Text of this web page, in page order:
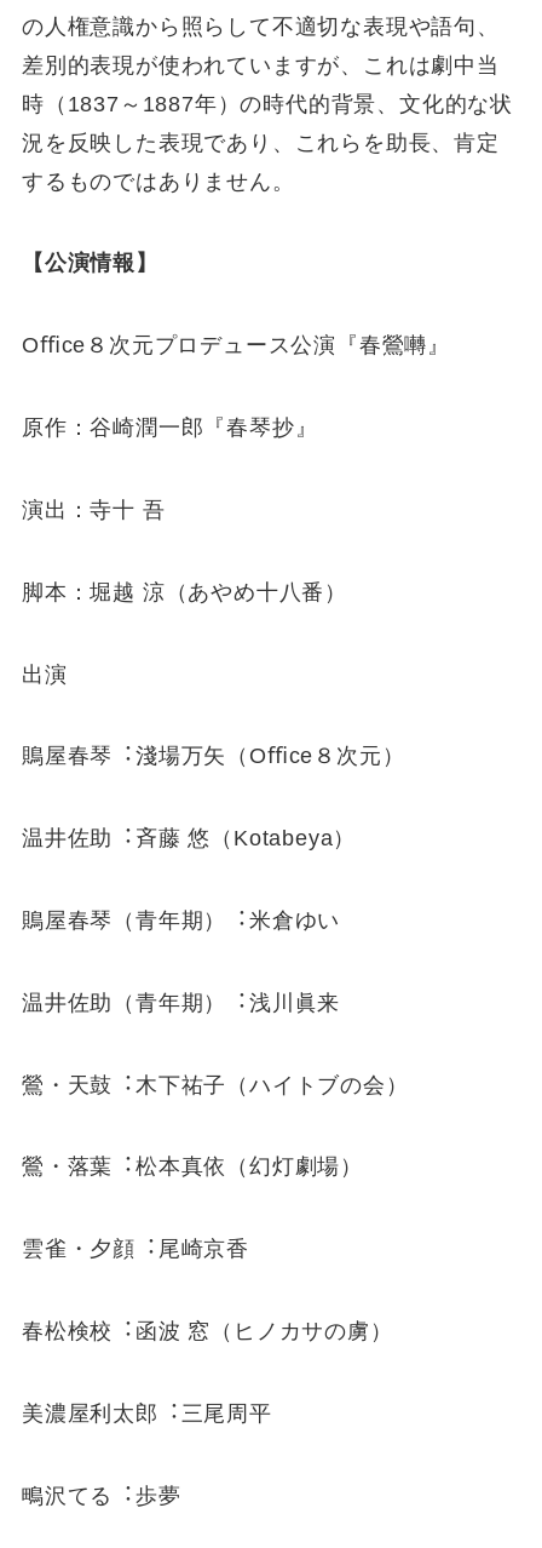
の⼈権意識から照らして不適切な表現や語句、
差別的表現が使われていますが、これは劇中当
時（1837～1887年）の時代的背景、⽂化的な状
況を反映した表現であり、これらを助⻑、肯定
するものではありません。
【公演情報】
Oﬃce８次元プロデュース公演『春鶯囀』
原作：⾕崎潤⼀郎『春琴抄』
演出：寺⼗ 吾
脚本：堀越 涼（あやめ⼗⼋番）
出演
鵙屋春琴︓淺場万⽮（Oﬃce８次元）
温井佐助︓⻫藤 悠（Kotabeya）
鵙屋春琴（⻘年期）︓⽶倉ゆい
温井佐助（⻘年期）︓浅川眞来
鶯・天⿎︓⽊下祐⼦（ハイトブの会）
鶯・落葉︓松本真依（幻灯劇場）
雲雀・⼣顔︓尾崎京⾹
春松検校︓函波 窓（ヒノカサの虜）
美濃屋利太郎︓三尾周平
鴫沢てる︓歩夢